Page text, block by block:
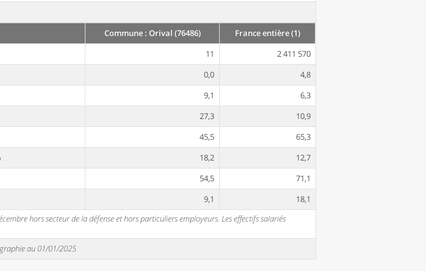
Commune : Orival (76486)
France entière (1)
11
2 411 570
0,0
4,8
9,1
6,3
27,3
10,9
45,5
65,3
18,2
12,7
54,5
71,1
9,1
18,1
hors secteur de la défense et hors particuliers employeurs. Les effectifs salariés
au 01/01/2025